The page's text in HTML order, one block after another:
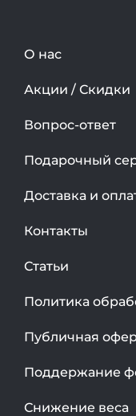
О нас
Акции / Скидки
Вопрос-ответ
Подарочный
Доставка и
Контакты
Статьи
Политика
Публичная
Поддержание
Снижение веса